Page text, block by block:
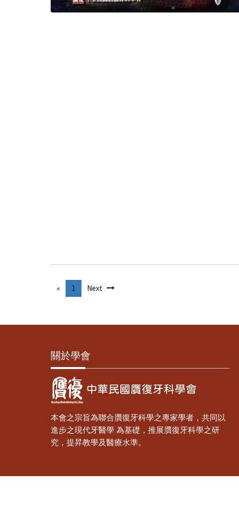
« 1 Next
關於學會
本會之宗旨為聯合贋復牙科學之專家學者，共同以
進步之現代牙醫學 為基礎，推展贋復牙科學之研
究，提昇教學及醫療水準。